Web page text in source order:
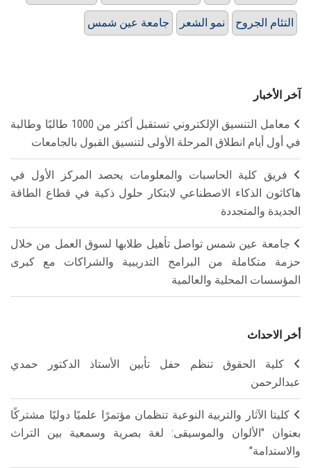
جامعة عين شمس نمو الشعر التئام الجروح
آخر الأخبار
معامل التنسيق الإلكتروني تستقبل أكثر من 1000 طالبًا وطالبة
في أول أيام انطلاق المرحلة الأولى لتنسيق القبول بالجامعات
فريق كلية الحاسبات والمعلومات يحصد المركز الأول في
هاكاثون الذكاء الاصطناعي لابتكار حلول ذكية في قطاع الطاقة
الجديدة والمتجددة
جامعة عين شمس تواصل تأهيل طلابها لسوق العمل من خلال
حزمة متكاملة من البرامج التدريبية والشراكات مع كبرى
المؤسسات المحلية والعالمية
أخر الاحداث
كلية الحقوق تنظم حفل تأبين الأستاذ الدكتور حمدي
عبدالرحمن
كليتا الآثار والتربية النوعية تنظمان مؤتمرًا علميًا دوليًا مشتركًا
بعنوان "الألوان والموسيقى: لغة بصرية وسمعية بين التراث
والاستدامة"